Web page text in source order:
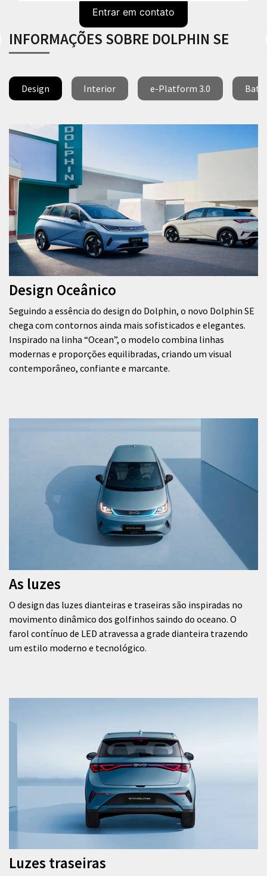
Entrar em contato
INFORMAÇÕES SOBRE DOLPHIN SE
Design Interior e-Platform 3.0
Design Oceânico
Seguindo a essência do design do Dolphin, o novo Dolphin SE
chega com contornos ainda mais sofisticados e elegantes.
Inspirado na linha “Ocean”, o modelo combina linhas
modernas e proporções equilibradas, criando um visual
contemporâneo, confiante e marcante.
As luzes
O design das luzes dianteiras e traseiras são inspiradas no
movimento dinâmico dos golfinhos saindo do oceano. O
farol contínuo de LED atravessa a grade dianteira trazendo
um estilo moderno e tecnológico.
Luzes traseiras